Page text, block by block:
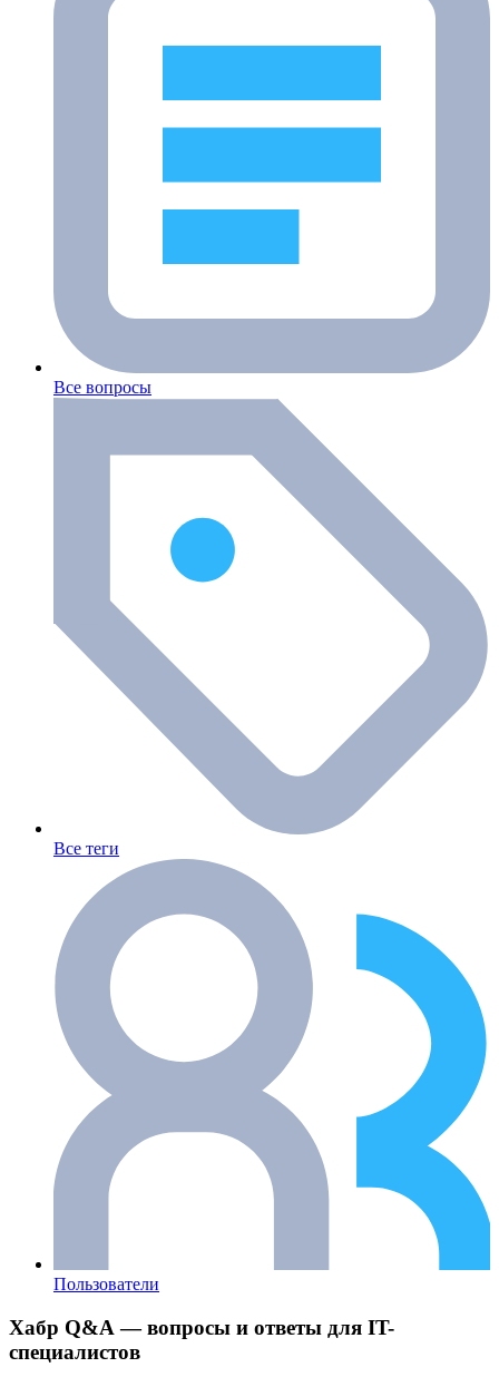
Все вопросы
Все теги
Пользователи
Хабр Q&A — вопросы и ответы для IT-
специалистов